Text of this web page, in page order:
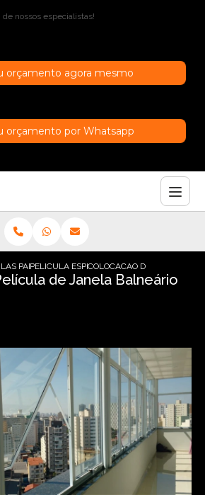
nossos especialistas!
orçamento agora mesmo
orçamento por Whatsapp
PARA JANELAS
PELICULA ESPELHADA JANELA
COLOCACAO DE PELICULA
de Janela Balneário